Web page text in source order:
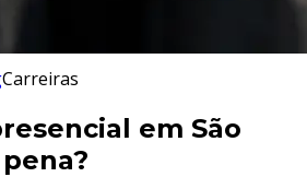
Carreiras
em São